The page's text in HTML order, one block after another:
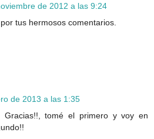
de 2012 a las 9:24
tus hermosos comentarios.
de 2013 a las 1:35
Gracias!!, tomé el primero y voy en